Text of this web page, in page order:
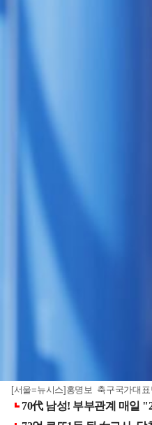
[서울=뉴시스]홍명보 축구국가대